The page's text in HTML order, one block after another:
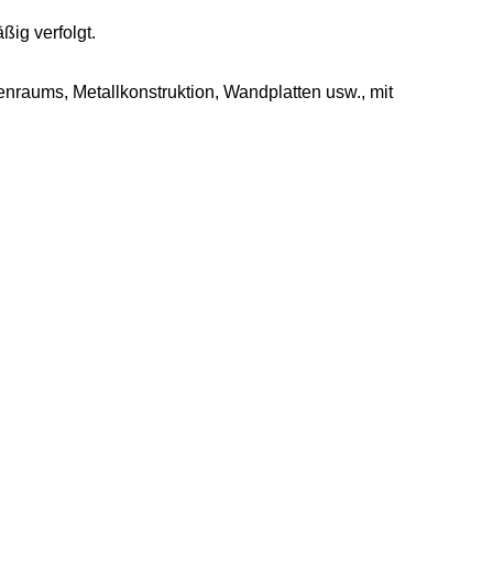
verfolgt.
Metallkonstruktion, Wandplatten usw., mit